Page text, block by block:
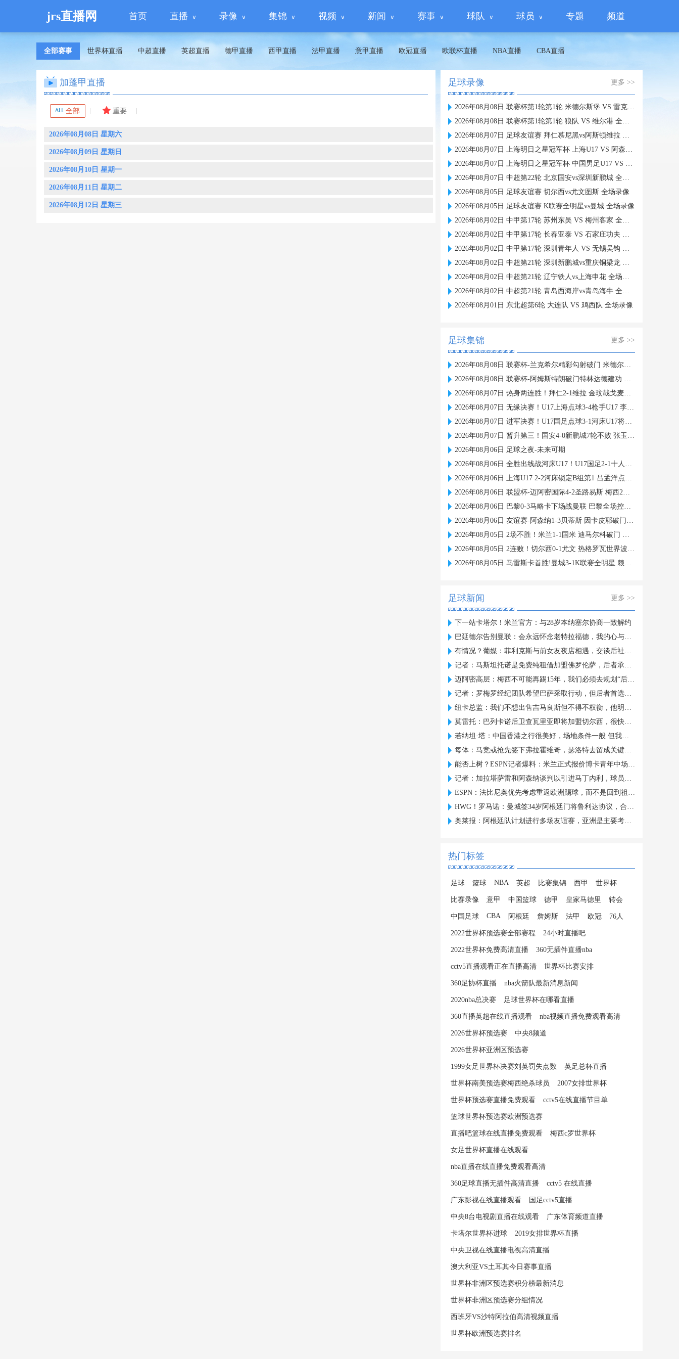
jrs直播网 首页 直播 录像 集锦 视频 新闻 赛事 球队 球员 专题 频道
全部赛事 世界杯直播 中超直播 英超直播 德甲直播 西甲直播 法甲直播 意甲直播 欧冠直播 欧联杯直播 NBA直播 CBA直播
加蓬甲直播
全部 重要
2026年08月08日 星期六
2026年08月09日 星期日
2026年08月10日 星期一
2026年08月11日 星期二
2026年08月12日 星期三
足球录像 更多 >>
2026年08月08日 联赛杯第1轮第1轮 米德尔斯堡 VS 雷克瑟姆 全场录像
2026年08月08日 联赛杯第1轮第1轮 狼队 VS 维尔港 全场录像
2026年08月07日 足球友谊赛 拜仁慕尼黑vs阿斯顿维拉 全场录像
2026年08月07日 上海明日之星冠军杯 上海U17 VS 阿森纳U17 全场录像
2026年08月07日 上海明日之星冠军杯 中国男足U17 VS 河床U17 全场录像
2026年08月07日 中超第22轮 北京国安vs深圳新鹏城 全场录像
2026年08月05日 足球友谊赛 切尔西vs尤文图斯 全场录像
2026年08月05日 足球友谊赛 K联赛全明星vs曼城 全场录像
2026年08月02日 中甲第17轮 苏州东吴 VS 梅州客家 全场录像
2026年08月02日 中甲第17轮 长春亚泰 VS 石家庄功夫 全场录像
2026年08月02日 中甲第17轮 深圳青年人 VS 无锡吴钩 全场录像
2026年08月02日 中超第21轮 深圳新鹏城vs重庆铜梁龙 全场录像
2026年08月02日 中超第21轮 辽宁铁人vs上海申花 全场录像
2026年08月02日 中超第21轮 青岛西海岸vs青岛海牛 全场录像
2026年08月01日 东北超第6轮 大连队 VS 鸡西队 全场录像
足球集锦 更多 >>
2026年08月08日 联赛杯-兰克希尔精彩勾射破门 米德尔斯堡1-0雷克瑟姆
2026年08月08日 联赛杯-阿姆斯特朗破门特林达德建功 狼队3-0维尔港
2026年08月07日 热身两连胜！拜仁2-1维拉 金玟哉戈麦斯破门迪亚斯替补建功
2026年08月07日 无缘决赛！U17上海点球3-4枪手U17 李秋甫、李文博失点王启戎扑点
2026年08月07日 进军决赛！U17国足点球3-1河床U17将战阿森纳 江宇涵替补两扑点
2026年08月07日 暂升第三！国安4-0新鹏城7轮不败 张玉宁传射达万双响法比奥破门
2026年08月06日 足球之夜-未来可期
2026年08月06日 全胜出线战河床U17！U17国足2-1十人药厂U17 赵松源登场1分钟传射
2026年08月06日 上海U17 2-2河床锁定B组第1 吕孟洋点射阿布力米破门 将战A组第2
2026年08月06日 联盟杯-迈阿密国际4-2圣路易斯 梅西2射1传 阿伦助攻戴帽
2026年08月06日 巴黎0-3马略卡下场战曼联 巴黎全场控球近6成+8射3正未果
2026年08月06日 友谊赛-阿森纳1-3贝蒂斯 因卡皮耶破门难救主 福纳尔斯1射2传
2026年08月05日 2场不胜！米兰1-1国米 迪马尔科破门 恩昆库造点+点射拉莫斯登场
2026年08月05日 2连败！切尔西0-1尤文 热格罗瓦世界波制胜穆德里克时隔614天复出
2026年08月05日 马雷斯卡首胜!曼城3-1K联赛全明星 赖因德斯努里破门塞梅尼奥助攻
足球新闻 更多 >>
下一站卡塔尔！米兰官方：与28岁本纳塞尔协商一致解约
巴延德尔告别曼联：会永远怀念老特拉福德，我的心与你们同在
有情况？葡媒：菲利克斯与前女友夜店相遇，交谈后社媒再次互关
记者：马斯坦托诺是免费纯租借加盟佛罗伦萨，后者承担全额薪水
迈阿密高层：梅西不可能再踢15年，我们必须去规划“后梅西时代”
记者：罗梅罗经纪团队希望巴萨采取行动，但后者首选引进罗德里
纽卡总监：我们不想出售吉马良斯但不得不权衡，他明确说出了意愿
莫雷托：巴列卡诺后卫查瓦里亚即将加盟切尔西，很快就会官方宣布
若纳坦·塔：中国香港之行很美好，场地条件一般 但我们踢得不错
每体：马竞或抢先签下弗拉霍维奇，瑟洛特去留成关键变量
能否上树？ESPN记者爆料：米兰正式报价博卡青年中场帕雷德斯
记者：加拉塔萨雷和阿森纳谈判以引进马丁内利，球员合同明夏到期
ESPN：法比尼奥优先考虑重返欧洲踢球，而不是回到祖国巴西
HWG！罗马诺：曼城签34岁阿根廷门将鲁利达协议，合同2+1
奥莱报：阿根廷队计划进行多场友谊赛，亚洲是主要考虑的目的地
热门标签
足球 篮球 NBA 英超 比赛集锦 西甲 世界杯
比赛录像 意甲 中国篮球 德甲 皇家马德里 转会
中国足球 CBA 阿根廷 詹姆斯 法甲 欧冠 76人
2022世界杯预选赛全部赛程 24小时直播吧
2022世界杯免费高清直播 360无插件直播nba
cctv5直播观看正在直播高清 世界杯比赛安排
360足协杯直播 nba火箭队最新消息新闻
2020nba总决赛 足球世界杯在哪看直播
360直播英超在线直播观看 nba视频直播免费观看高清
2026世界杯预选赛 中央8频道
2026世界杯亚洲区预选赛
1999女足世界杯决赛刘英罚失点数 英足总杯直播
世界杯南美预选赛梅西绝杀球员 2007女排世界杯
世界杯预选赛直播免费观看 cctv5在线直播节目单
篮球世界杯预选赛欧洲预选赛
直播吧篮球在线直播免费观看 梅西c罗世界杯
女足世界杯直播在线观看
nba直播在线直播免费观看高清
360足球直播无插件高清直播 cctv5 在线直播
广东影视在线直播观看 国足cctv5直播
中央8台电视剧直播在线观看 广东体育频道直播
卡塔尔世界杯进球 2019女排世界杯直播
中央卫视在线直播电视高清直播
澳大利亚VS土耳其今日赛事直播
世界杯非洲区预选赛积分榜最新消息
世界杯非洲区预选赛分组情况
西班牙VS沙特阿拉伯高清视频直播
世界杯欧洲预选赛排名